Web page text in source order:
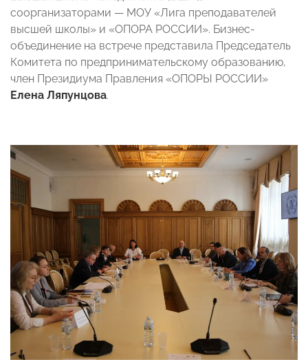
соорганизаторами — МОУ «Лига преподавателей
высшей школы» и «ОПОРА РОССИИ». Бизнес-
объединение на встрече представила Председатель
Комитета по предпринимательскому образованию,
член Президиума Правления «ОПОРЫ РОССИИ»
Елена Ляпунцова.